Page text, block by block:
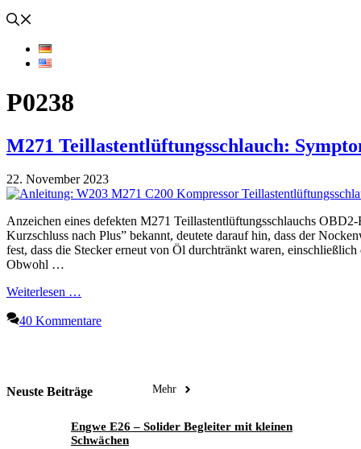
P0238
M271 Teillastentlüftungsschlauch:
22. November 2023
Anzeichen eines defekten M271 Teillastentlüftungsschlauchs
Kurzschluss nach Plus” bekannt, deutete darauf hin, dass der
fest, dass die Stecker erneut von Öl durchtränkt waren,
Obwohl …
Weiterlesen …
40 Kommentare
Neuste Beiträge Mehr
Engwe E26 – Solider Begleiter mit kleinen
Schwächen